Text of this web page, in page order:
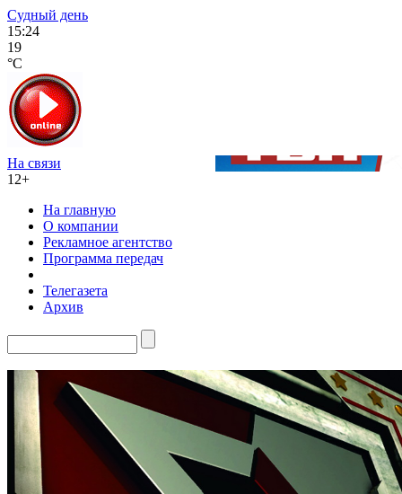
Судный день
15:24
19
°C
На связи
12+
На главную
О компании
Рекламное агентство
Программа передач
Телегазета
Архив